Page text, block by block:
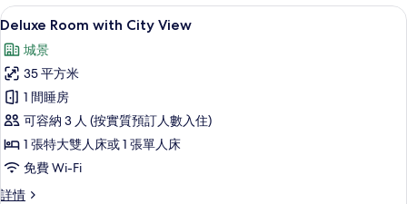
詳
情
載
入
所
有
Deluxe
Room
with
City
View
Deluxe Room with City View | 迷你
5
Deluxe Room with City View
城景
35 平方米
1 間睡房
可容納 3 人 (按實質預訂人數入住)
1 張特大雙人床或 1 張單人床
免費 Wi-Fi
詳情
Deluxe